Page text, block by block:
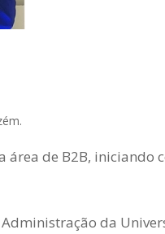
área de B2B, iniciando
da